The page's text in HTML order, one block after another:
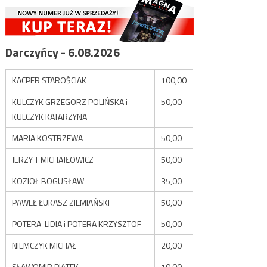
Darczyńcy - 6.08.2026
KACPER STAROŚCIAK
100,00
KULCZYK GRZEGORZ POLIŃSKA i
KULCZYK KATARZYNA
50,00
MARIA KOSTRZEWA
50,00
JERZY T MICHAJŁOWICZ
50,00
KOZIOŁ BOGUSŁAW
35,00
PAWEŁ ŁUKASZ ZIEMIAŃSKI
50,00
POTERA LIDIA i POTERA KRZYSZTOF
50,00
NIEMCZYK MICHAŁ
20,00